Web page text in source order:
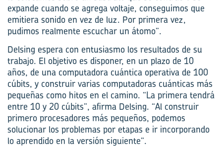
expande cuando se agrega voltaje, conseguimos que
emitiera sonido en vez de luz. Por primera vez,
pudimos realmente escuchar un átomo”.
Delsing espera con entusiasmo los resultados de su
trabajo. El objetivo es disponer, en un plazo de 10
años, de una computadora cuántica operativa de 100
cúbits, y construir varias computadoras cuánticas más
pequeñas como hitos en el camino. “La primera tendrá
entre 10 y 20 cúbits”, afirma Delsing. “Al construir
primero procesadores más pequeños, podemos
solucionar los problemas por etapas e ir incorporando
lo aprendido en la versión siguiente”.